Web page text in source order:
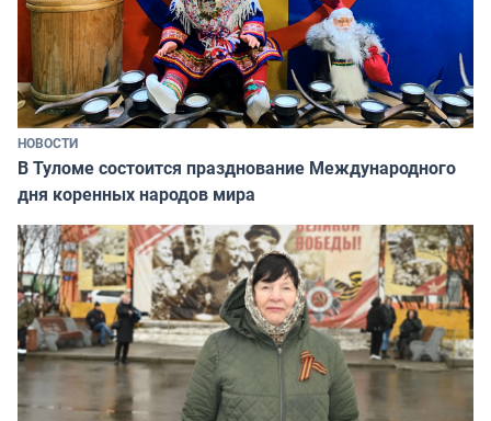
НОВОСТИ
В Туломе состоится празднование Международного
дня коренных народов мира